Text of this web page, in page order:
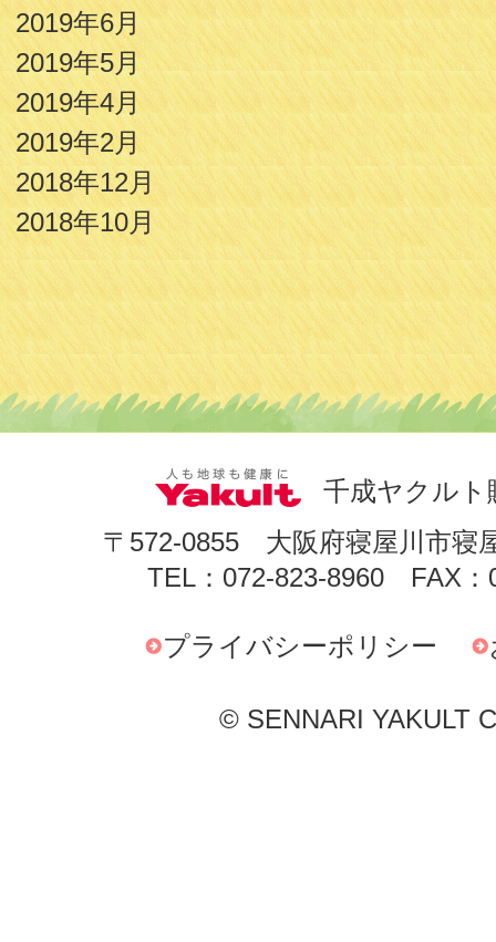
2019年6月
2019年5月
2019年4月
2019年2月
2018年12月
2018年10月
千成ヤクルト
〒572-0855 大阪府寝屋川市寝
TEL：072-823-8960 FAX：
プライバシーポリシー
© SENNARI YAKULT